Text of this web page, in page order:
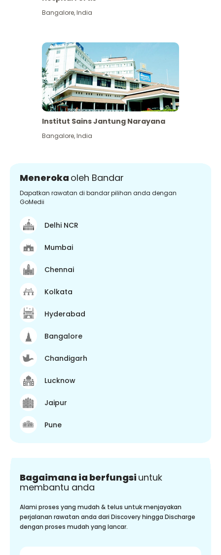
Bangalore,India
Institut Sains Jantung Narayana
Bangalore,India
Meneroka oleh Bandar
Dapatkan rawatan di bandar pilihan anda dengan
GoMedii
Delhi NCR
Mumbai
Chennai
Kolkata
Hyderabad
Bangalore
Chandigarh
Lucknow
Jaipur
Pune
Bagaimana ia berfungsi untuk
membantu anda
Alami proses yang mudah & telus untuk menjayakan
perjalanan rawatan anda dari Discovery hingga Discharge
dengan proses mudah yang lancar.